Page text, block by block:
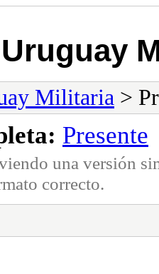
Militaria >
Presente
una versión
correcto.